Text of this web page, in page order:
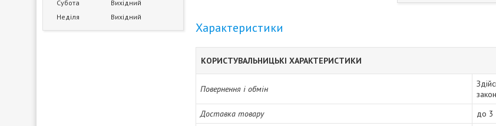
Субота
Вихідний
Неділя
Вихідний
Характеристики
КОРИСТУВАЛЬНИЦЬКІ ХАРАКТЕРИСТИКИ
Повернення і обмін
Доставка товару
до 3